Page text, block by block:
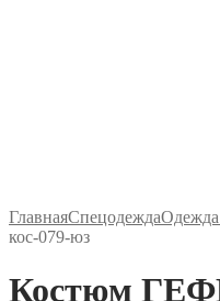
ГлавнаяСпецодеждаОдежда
кос-079-юз
Костюм